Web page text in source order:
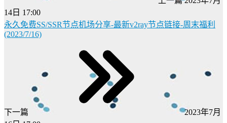
14日 17:00
永久免费SS/SSR节点机场分享-最新v2ray节点链接-周末福利
(2023/7/16)
下一篇
2023年7月